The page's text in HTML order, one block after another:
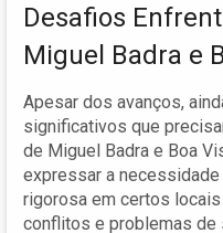
Desafios
Miguel Badra e
Apesar dos avanços,
significativos que
de Miguel Badra e Boa
expressar a
rigorosa em certos
conflitos e problemas de